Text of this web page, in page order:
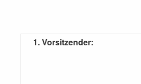
1. Vorsitzender: